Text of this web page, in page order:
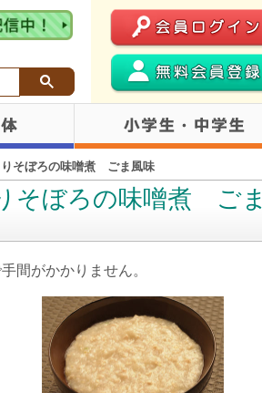
そぼろの味噌煮 ごま風味
そぼろの味噌煮 ごま
間がかかりません。